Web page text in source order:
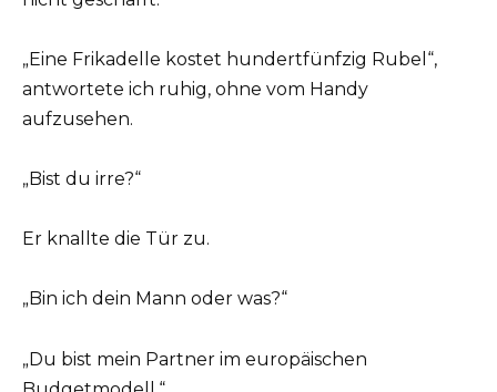
„Eine Frikadelle kostet hundertfünfzig Rubel“,
antwortete ich ruhig, ohne vom Handy
aufzusehen.
„Bist du irre?“
Er knallte die Tür zu.
„Bin ich dein Mann oder was?“
„Du bist mein Partner im europäischen